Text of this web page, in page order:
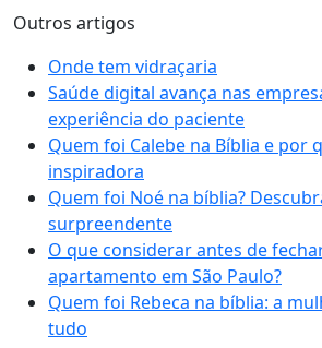
Outros artigos
Onde tem vidraçaria
Saúde digital avança nas
experiência do paciente
Quem foi Calebe na Bíblia e por
inspiradora
Quem foi Noé na bíblia?
surpreendente
O que considerar antes de
apartamento em São Paulo?
Quem foi Rebeca na bíblia: a
tudo